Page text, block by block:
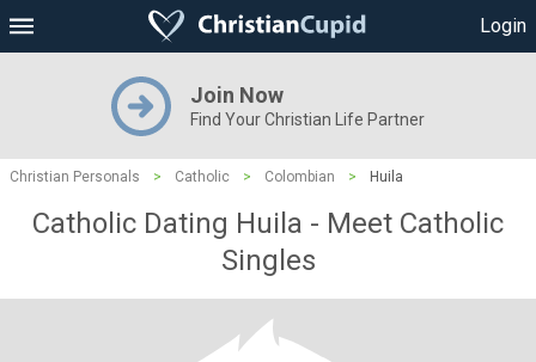
Login
Join Now
Find Your Christian Life Partner
Christian Personals > Catholic > Colombian > Huila
Catholic Dating Huila - Meet Catholic
Singles